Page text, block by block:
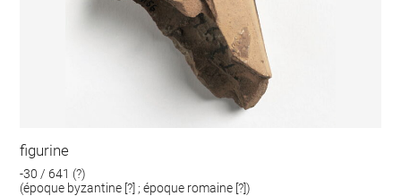
figurine
-30 / 641 (?)
(époque byzantine [?] ; époque romaine [?])